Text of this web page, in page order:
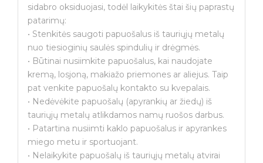
sidabro oksiduojasi, todėl laikykitės štai šių paprastų
patarimų:
• Stenkitės saugoti papuošalus iš tauriųjų metalų
nuo tiesioginių saulės spindulių ir drėgmės.
• Būtinai nusiimkite papuošalus, kai naudojate
kremą, losjoną, makiažo priemones ar aliejus. Taip
pat venkite papuošalų kontakto su kvepalais.
• Nedėvėkite papuošalų (apyrankių ar žiedų) iš
tauriųjų metalų atlikdamos namų ruošos darbus.
• Patartina nusiimti kaklo papuošalus ir apyrankes
miego metu ir sportuojant.
• Nelaikykite papuošalų iš tauriųjų metalų atvirai